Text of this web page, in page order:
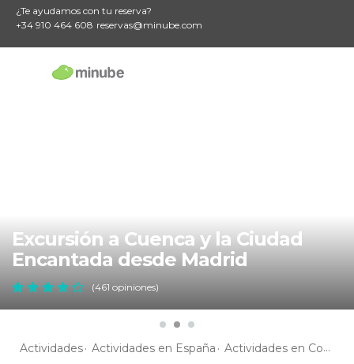
¿Te ayudamos con tu reserva?
+34 910 464 608 reservas@minube.com
Excursión a Cuenca y la Ciudad
Encantada desde Madrid
(461 opiniones)
Actividades Actividades en España Actividades en Comunidad de Madrid